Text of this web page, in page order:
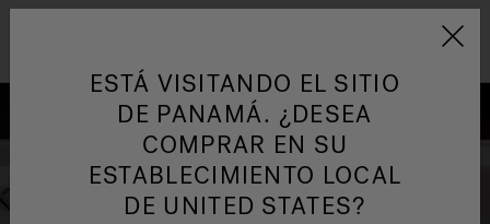
Jacuzzi&reg; Latin
Responsabilidad Social
HIDROMASAJE
ESTÁ VISITANDO EL SITIO
DE PANAMÁ. ¿DESEA
COMPRAR EN SU
ESTABLECIMIENTO LOCAL
DE UNITED STATES?